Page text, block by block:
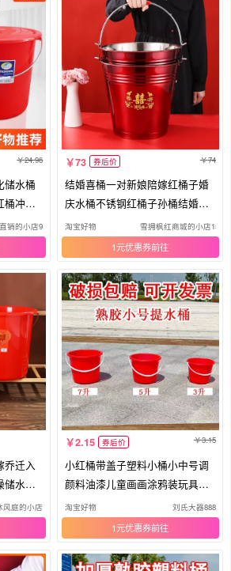
24.96
储水桶
桶冲凉
销的小店91
73 券后价 74
结婚喜桶一对新娘陪嫁红桶子婚
庆水桶不锈钢红桶子孙桶结婚用
的桶
淘宝好物 雪拥枫红商城的小店15
1元优惠券
乔迁入
储水洗
风庭的小店
2.15 券后价 3.15
小红桶带盖子塑料小桶小中号调
颜料油漆儿童画画涂鸦装玩具水
桶红
淘宝好物 刘氏大器888
1元优惠券